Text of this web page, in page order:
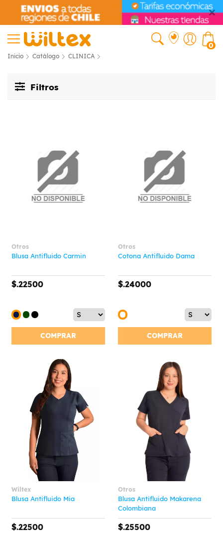
0
Inicio Catálogo CLINICA
Filtros
Otros
Blusa Antifluido Carmin
$.22500
COMPRAR
Otros
Cotona Antifluido Dama
$.24000
COMPRAR
Wiltex
Blusa Antifluido Mia
$.22500
Otros
Blusa Antifluido Makarena
Colombiana
$.25500